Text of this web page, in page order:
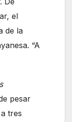
el
de la
“A
pesar
tres